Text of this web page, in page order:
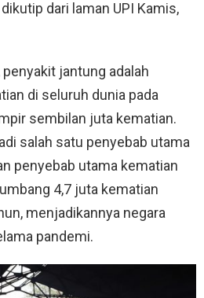
dari laman UPI Kamis,
jantung adalah
di seluruh dunia pada
sembilan juta kematian.
salah satu penyebab utama
penyebab utama kematian
4,7 juta kematian
menjadikannya negara
pandemi.